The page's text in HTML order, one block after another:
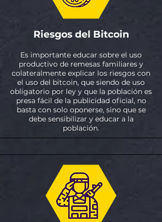
Riesgos del Bitcoin
Es importante educar sobre el uso
productivo de remesas familiares y
colateralmente explicar los riesgos con
el uso del bitcoin, que siendo de uso
obligatorio por ley y que la población es
presa fácil de la publicidad oficial, no
basta con solo oponerse, sino que se
debe sensibilizar y educar a la
población.